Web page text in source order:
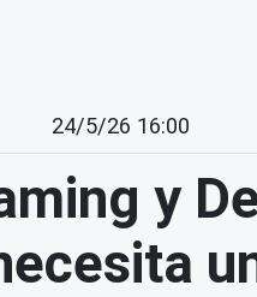
24/5/26 16:00
y